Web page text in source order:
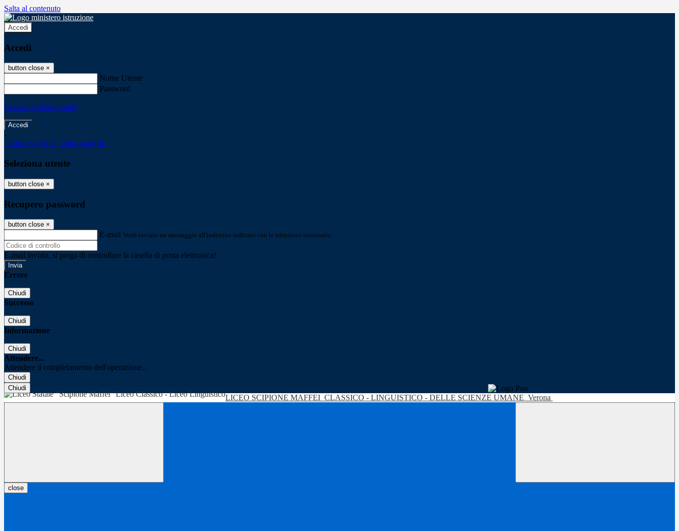
Salta al contenuto
Accedi
Accedi
button close ×
Nome Utente
Password
Password dimenticata?
-
Entra con SPID Entra con CIE
Seleziona utente
button close ×
Recupero password
button close ×
E-mail Verrà inviato un messaggio all'indirizzo indicato con le istruzioni necessarie.
E-mail inviata, si prega di controllare la casella di posta elettronica!
Errore
Chiudi
Successo
Chiudi
Informazione
Chiudi
Attendere...
Attendere il completamento dell'operazione...
Chiudi
Chiudi
LICEO SCIPIONE MAFFEI CLASSICO - LINGUISTICO - DELLE SCIENZE UMANE Verona
close